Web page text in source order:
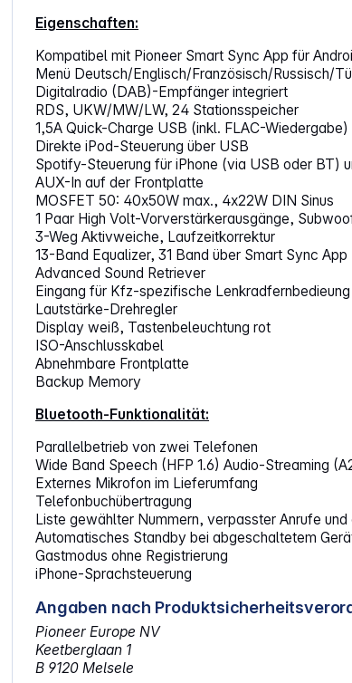
Eigenschaften:
Kompatibel mit Pioneer Smart Sync App für
Menü Deutsch/Englisch/Französisch/Russisch/
Digitalradio (DAB)-Empfänger integriert
RDS, UKW/MW/LW, 24 Stationsspeicher
1,5A Quick-Charge USB (inkl. FLAC-Wiedergabe)
Direkte iPod-Steuerung über USB
Spotify-Steuerung für iPhone (via USB oder BT)
AUX-In auf der Frontplatte
MOSFET 50: 40x50W max., 4x22W DIN Sinus
1 Paar High Volt-Vorverstärkerausgänge,
3-Weg Aktivweiche, Laufzeitkorrektur
13-Band Equalizer, 31 Band über Smart Sync App
Advanced Sound Retriever
Eingang für Kfz-spezifische
Lautstärke-Drehregler
Display weiß, Tastenbeleuchtung rot
ISO-Anschlusskabel
Abnehmbare Frontplatte
Backup Memory
Bluetooth-Funktionalität:
Parallelbetrieb von zwei Telefonen
Wide Band Speech (HFP 1.6) Audio-Streaming
Externes Mikrofon im Lieferumfang
Telefonbuchübertragung
Liste gewählter Nummern, verpasster Anrufe und
Automatisches Standby bei abgeschaltetem
Gastmodus ohne Registrierung
iPhone-Sprachsteuerung
Angaben nach
Pioneer Europe NV
Keetberglaan 1
B 9120 Melsele